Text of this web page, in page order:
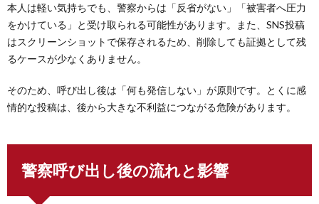
本人は軽い気持ちでも、警察からは「反省がない」「被害者へ圧力
をかけている」と受け取られる可能性があります。また、SNS投稿
はスクリーンショットで保存されるため、削除しても証拠として残
るケースが少なくありません。
そのため、呼び出し後は「何も発信しない」が原則です。とくに感
情的な投稿は、後から大きな不利益につながる危険があります。
警察呼び出し後の流れと影響